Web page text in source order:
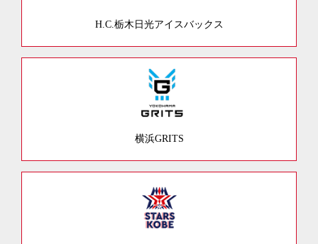
H.C.栃木日光アイスバックス
横浜GRITS